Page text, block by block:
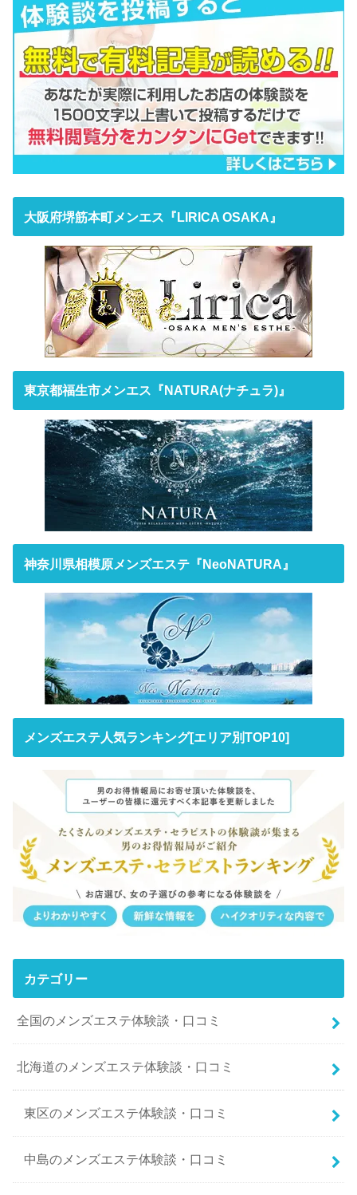
大阪府堺筋本町メンエス『LIRICA OSAKA』
東京都福生市メンエス『NATURA(ナチュラ)』
神奈川県相模原メンズエステ『NeoNATURA』
メンズエステ人気ランキング[エリア別TOP10]
カテゴリー
全国のメンズエステ体験談・口コミ
北海道のメンズエステ体験談・口コミ
東区のメンズエステ体験談・口コミ
中島のメンズエステ体験談・口コミ